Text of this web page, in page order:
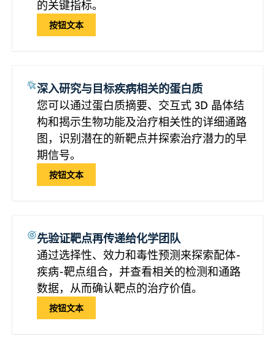
的关键指标。
按钮文本
深入研究与目标疾病相关的蛋白质
您可以通过蛋白质摘要、交互式 3D 晶体结
构和揭示生物功能及治疗相关性的详细通路
图，识别潜在的新靶点并探索治疗潜力的早
期信号。
按钮文本
先验证靶点再传递给化学团队
通过选择性、效力和毒性预测来探索配体-
疾病-靶点组合，并查看相关的检测和通路
数据，从而确认靶点的治疗价值。
按钮文本